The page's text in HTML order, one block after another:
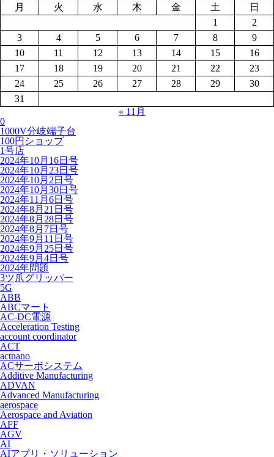
月
火 水 木 金 土
日
1
2
3
4 5 6 7 8
9
10
11 12 13 14 15
16
17
18 19 20 21 22
23
24
25 26 27 28 29
30
31
« 11月
0
1000V分岐端子台
100円ショップ
1号店
2024年10月16日号
2024年10月23日号
2024年10月2日号
2024年10月30日号
2024年11月6日号
2024年8月21日号
2024年8月28日号
2024年8月7日号
2024年9月11日号
2024年9月25日号
2024年9月4日号
2024年問題
3ツ爪グリッパー
5G
ABB
ABCマート
AC-DC電源
Acceleration Testing
account coordinator
ACT
actnano
ACサーボシステム
Additive Manufacturing
ADVAN
Advanced Manufacturing
aerospace
Aerospace and Aviation
AFF
AGV
AI
AIアプリ・ソリューション